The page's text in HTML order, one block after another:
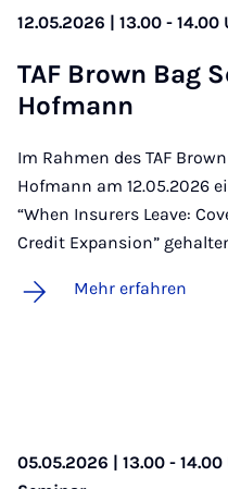
12.05.2026 | 13.00 - 14.00
TAF Brown Bag
Hof­mann
Im Rahmen des TAF
Hofmann am 12.05.2026
“When Insurers Leave:
Credit Expansion”
Mehr erfahren
05.05.2026 | 13.00 - 14.00